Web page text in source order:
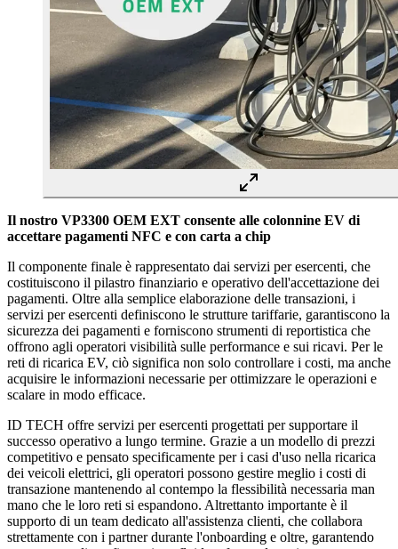
Il nostro VP3300 OEM EXT consente alle colonnine EV di
accettare pagamenti NFC e con carta a chip
Il componente finale è rappresentato dai servizi per esercenti, che
costituiscono il pilastro finanziario e operativo dell'accettazione dei
pagamenti. Oltre alla semplice elaborazione delle transazioni, i
servizi per esercenti definiscono le strutture tariffarie, garantiscono la
sicurezza dei pagamenti e forniscono strumenti di reportistica che
offrono agli operatori visibilità sulle performance e sui ricavi. Per le
reti di ricarica EV, ciò significa non solo controllare i costi, ma anche
acquisire le informazioni necessarie per ottimizzare le operazioni e
scalare in modo efficace.
ID TECH offre servizi per esercenti progettati per supportare il
successo operativo a lungo termine. Grazie a un modello di prezzi
competitivo e pensato specificamente per i casi d'uso nella ricarica
dei veicoli elettrici, gli operatori possono gestire meglio i costi di
transazione mantenendo al contempo la flessibilità necessaria man
mano che le loro reti si espandono. Altrettanto importante è il
supporto di un team dedicato all'assistenza clienti, che collabora
strettamente con i partner durante l'onboarding e oltre, garantendo